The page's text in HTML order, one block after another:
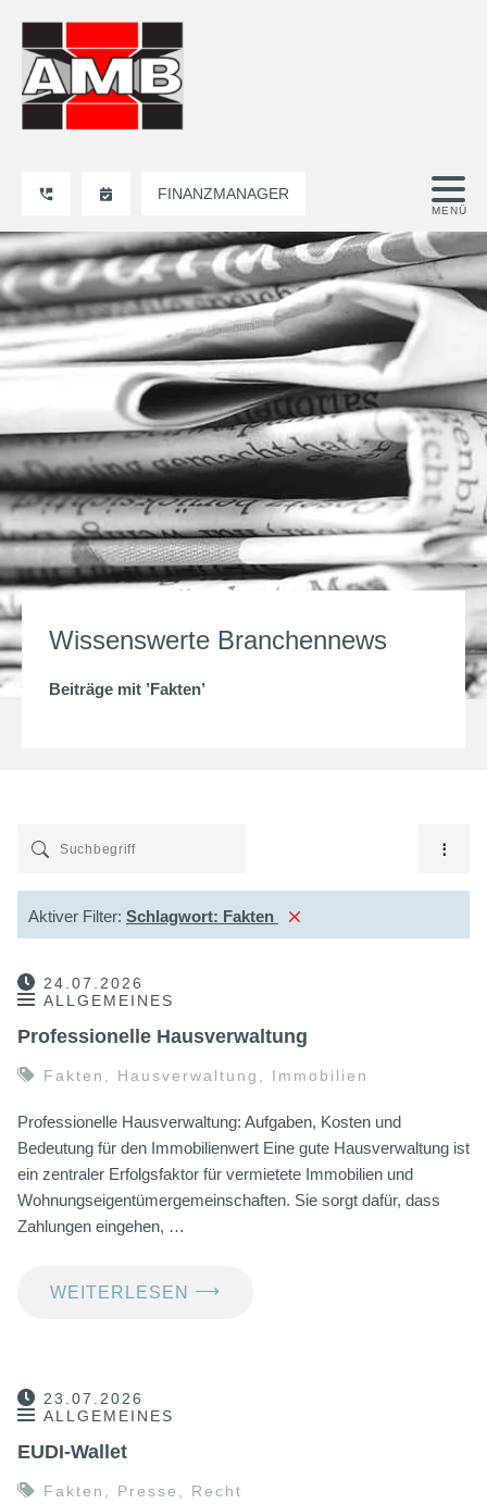
FINANZMANAGER
Wissenswerte Branchennews
Beiträge mit ’Fakten’
Aktiver Filter: Schlagwort: Fakten
24.07.2026
ALLGEMEINES
Professionelle Hausverwaltung
Fakten Hausverwaltung Immobilien
Professionelle Hausverwaltung: Aufgaben, Kosten und
Bedeutung für den Immobilienwert Eine gute Hausverwaltung ist
ein zentraler Erfolgsfaktor für vermietete Immobilien und
Wohnungseigentümergemeinschaften. Sie sorgt dafür, dass
Zahlungen eingehen, …
WEITERLESEN ⟶
23.07.2026
ALLGEMEINES
EUDI-Wallet
Fakten Presse Recht